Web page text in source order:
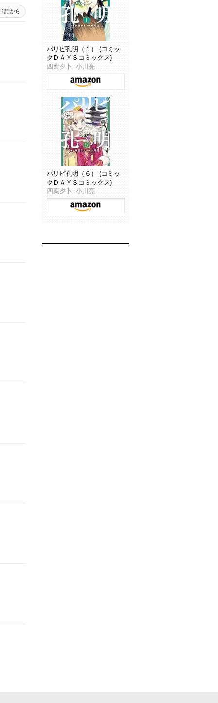
1話から
パリピ孔明（１） (コミッ
クＤＡＹＳコミックス)
四葉夕卜, 小川亮
パリピ孔明（６） (コミッ
クＤＡＹＳコミックス)
四葉夕卜, 小川亮